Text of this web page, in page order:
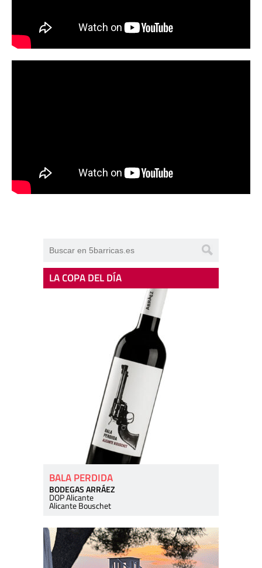
LA COPA DEL DÍA
BALA PERDIDA
BODEGAS ARRÁEZ
DOP Alicante
Alicante Bouschet